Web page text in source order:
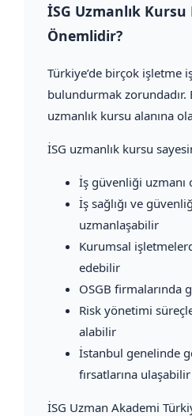
İSG Uzmanlık Kursu
Önemlidir?
Türkiye’de birçok işletme
bulundurmak zorundadır.
uzmanlık kursu alanına
İSG uzmanlık kursu
İş güvenliği
İş sağlığı ve
uzmanlaşabilir
Kurumsal
edebilir
OSGB firmalarında
Risk yönetimi
alabilir
İstanbul genelinde
fırsatlarına ulaşabilir
İSG Uzman Akademi